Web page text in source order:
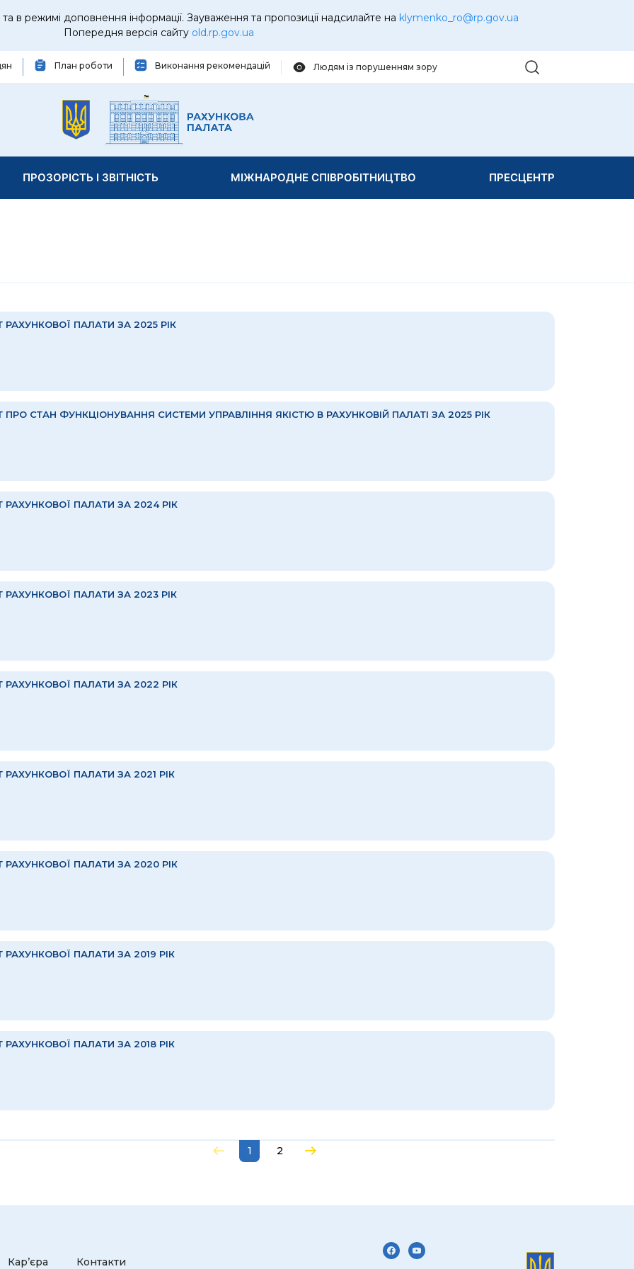
в режимі доповнення інформації. Зауваження та пропозиції надсилайте на klymenko_ro@rp.gov.ua
Попередня версія сайту old.rp.gov.ua
План роботи Виконання рекомендацій Людям із порушенням зору
ПРОЗОРІСТЬ І ЗВІТНІСТЬ МІЖНАРОДНЕ СПІВРОБІТНИЦТВО ПРЕСЦЕНТР
РАХУНКОВОЇ ПАЛАТИ ЗА 2025 РІК
ПРО СТАН ФУНКЦІОНУВАННЯ СИСТЕМИ УПРАВЛІННЯ ЯКІСТЮ В РАХУНКОВІЙ ПАЛАТІ ЗА 2025 РІК
РАХУНКОВОЇ ПАЛАТИ ЗА 2024 РІК
РАХУНКОВОЇ ПАЛАТИ ЗА 2023 РІК
РАХУНКОВОЇ ПАЛАТИ ЗА 2022 РІК
РАХУНКОВОЇ ПАЛАТИ ЗА 2021 РІК
РАХУНКОВОЇ ПАЛАТИ ЗА 2020 РІК
РАХУНКОВОЇ ПАЛАТИ ЗА 2019 РІК
РАХУНКОВОЇ ПАЛАТИ ЗА 2018 РІК
1 2
Кар’єра Контакти